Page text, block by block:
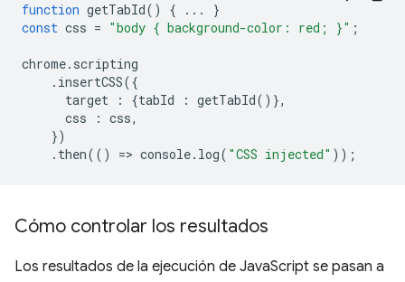
function getTabId() { ...
}
const css = "body { background-color: red; }" ;
chrome. scripting
. insertCSS({
target
: {tabId : getTabId()},
css
: css,
})
. then(() => console. log( "CSS injected" ));
Cómo controlar los resultados
Los resultados de la ejecución de JavaScript se pasan a